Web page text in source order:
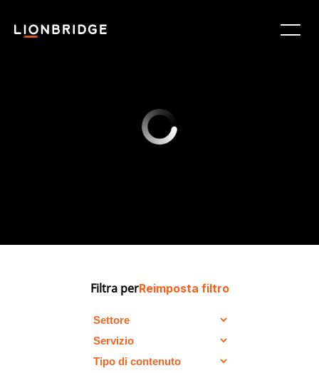
Filtra perReimposta filtro